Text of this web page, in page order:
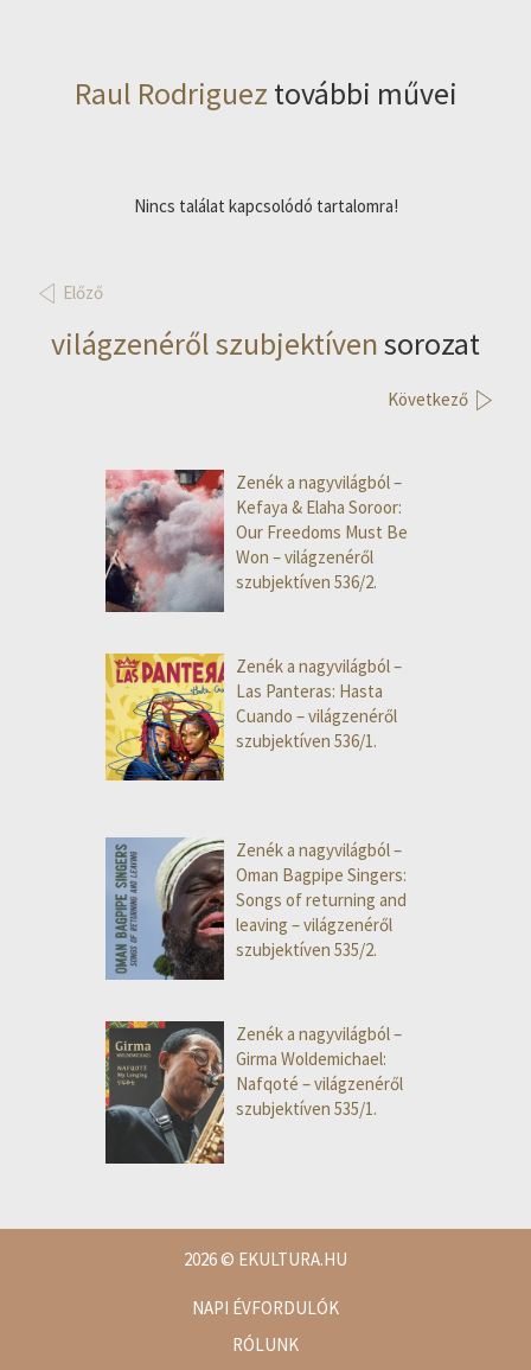
Raul Rodriguez további művei
Nincs találat kapcsolódó tartalomra!
Előző
világzenéről szubjektívensorozat
Következő
Zenék a nagyvilágból –
Kefaya & Elaha Soroor:
Our Freedoms Must Be
Won – világzenéről
szubjektíven 536/2.
Zenék a nagyvilágból –
Las Panteras: Hasta
Cuando – világzenéről
szubjektíven 536/1.
Zenék a nagyvilágból –
Oman Bagpipe Singers:
Songs of returning and
leaving – világzenéről
szubjektíven 535/2.
Zenék a nagyvilágból –
Girma Woldemichael:
Nafqoté – világzenéről
szubjektíven 535/1.
2026© EKULTURA.HU
NAPI ÉVFORDULÓK
RÓLUNK